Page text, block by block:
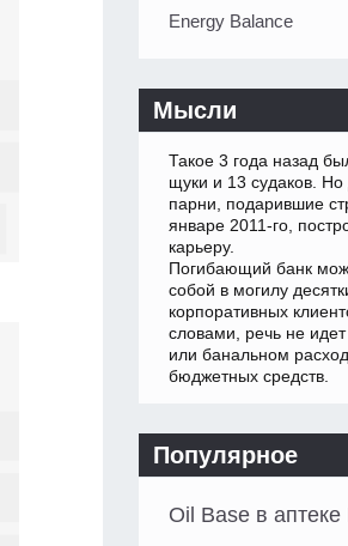
Energy Balance
Мысли
Такое 3 года назад
щуки и 13 судаков. Но
парни, подарившие
январе 2011-го,
карьеру.
Погибающий банк
собой в могилу
корпоративных
словами, речь не
или банальном
бюджетных средств.
Популярное
Oil Base в